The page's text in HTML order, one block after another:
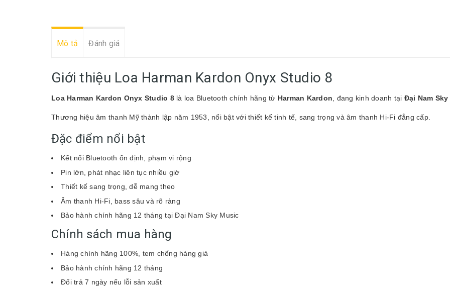
Mô tả Đánh giá
Giới thiệu Loa Harman Kardon Onyx Studio 8
Loa Harman Kardon Onyx Studio 8là loa Bluetooth chính hãng từ Harman Kardon , đang kinh doanh tại Đại Nam
Thương hiệu âm thanh Mỹ thành lập năm 1953, nổi bật với thiết kế tinh tế, sang trọng và âm thanh Hi-Fi đẳng cấp.
Đặc điểm nổi bật
Kết nối Bluetooth ổn định, phạm vi rộng
Pin lớn, phát nhạc liên tục nhiều giờ
Thiết kế sang trọng, dễ mang theo
Âm thanh Hi-Fi, bass sâu và rõ ràng
Bảo hành chính hãng 12 tháng tại Đại Nam Sky Music
Chính sách mua hàng
Hàng chính hãng 100%, tem chống hàng giả
Bảo hành chính hãng 12 tháng
Đổi trả 7 ngày nếu lỗi sản xuất